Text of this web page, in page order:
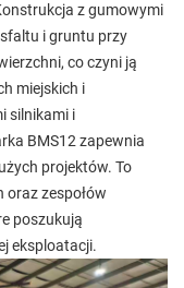
z gumowymi
i gruntu przy
co czyni ją
miejskich i
silnikami i
BMS12 zapewnia
projektów. To
zespołów
poszukują
eksploatacji.